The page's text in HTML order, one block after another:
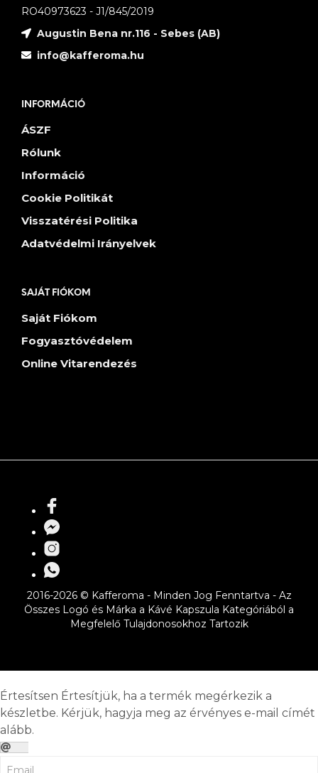
RO40973623 - J1/845/2019
Augustin Bena nr.116 - Sebes (AB)
info@kafferoma.hu
INFORMÁCIÓ
ÁSZF
Rólunk
Információ
Cookie Politikát
Visszatérési Politika
Adatvédelmi Irányelvek
SAJÁT FIÓKOM
Saját Fiókom
Fogyasztóvédelem
Online Vitarendezés
2016-2026 © Kafferoma - Minden Jog Fenntartva - Az
Összes Logó és Márka a Kávé Kapszula Kategóriából a
Megfelelő Tulajdonosokhoz Tartozik
Értesítsen Értesítjük, ha a termék megérkezik a
készletbe. Kérjük, hagyja meg az érvényes e-mail címét
alább.